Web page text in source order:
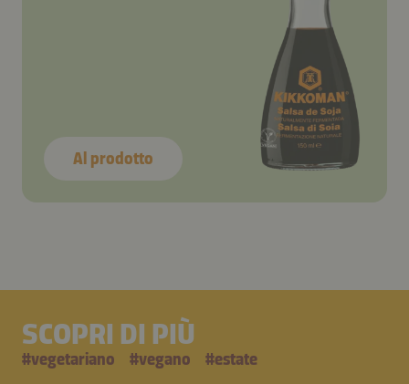
Al prodotto
SCOPRI DI PIÙ
#vegetariano #vegano #estate